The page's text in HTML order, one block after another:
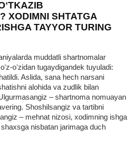
XODIMNI SHTATGA
TAYYOR TURING
muddatli shartnomalar
oʻzidan tugaydigandek tuyuladi:
Aslida, sana hech narsani
alohida va zudlik bilan
– shartnoma nomuayan
Shoshilsangiz va tartibni
– mehnat nizosi, хodimning ishga
nisbatan jarimaga duch